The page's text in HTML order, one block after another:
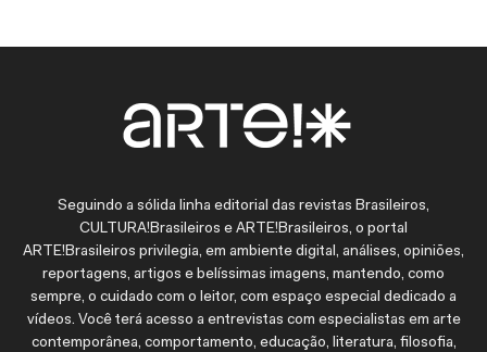
Seguindo a sólida linha editorial das revistas Brasileiros,
CULTURA!Brasileiros e ARTE!Brasileiros, o portal
ARTE!Brasileiros privilegia, em ambiente digital, análises, opiniões,
reportagens, artigos e belíssimas imagens, mantendo, como
sempre, o cuidado com o leitor, com espaço especial dedicado a
vídeos. Você terá acesso a entrevistas com especialistas em arte
contemporânea, comportamento, educação, literatura, filosofia,